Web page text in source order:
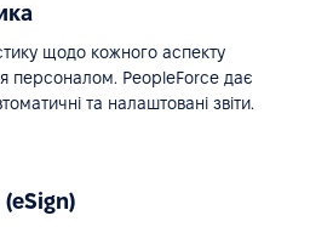
щодо кожного аспекту
персоналом. PeopleForce дає
та налаштовані звіти.